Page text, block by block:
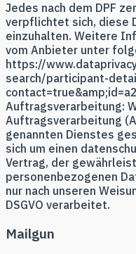
Jedes nach dem DPF
verpflichtet sich, diese
einzuhalten. Weitere
vom Anbieter unter
https://
search/participant-
Auftragsverarbeitung:
Auftragsverarbeitung
genannten Dienstes
sich um einen
Vertrag, der
personenbezogenen
nur nach unseren
DSGVO verarbeitet.
Mailgun